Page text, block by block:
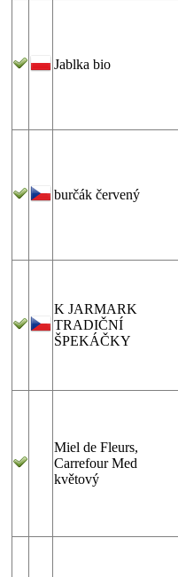
Jablka bio
burčák červený
K JARMARK
TRADIČNÍ
ŠPEKÁČKY
Miel de Fleurs,
Carrefour Med
květový